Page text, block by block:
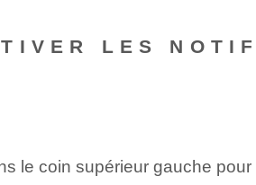
LES
le coin supérieur gauche pour